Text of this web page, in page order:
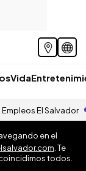
Vida
Empleos El Salvador
en el
. Te
todos.